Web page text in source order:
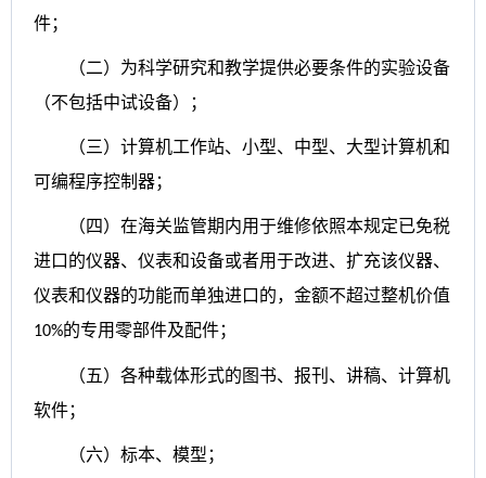
件；
（二）为科学研究和教学提供必要条件的实验设备
（不包括中试设备）；
（三）计算机工作站、小型、中型、大型计算机和
可编程序控制器；
（四）在海关监管期内用于维修依照本规定已免税
进口的仪器、仪表和设备或者用于改进、扩充该仪器、
仪表和仪器的功能而单独进口的，金额不超过整机价值
10%的专用零部件及配件；
（五）各种载体形式的图书、报刊、讲稿、计算机
软件；
（六）标本、模型；